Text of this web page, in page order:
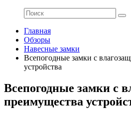
Главная
Обзоры
Навесные замки
Всепогодные замки с
устройства
Всепогодные замки с
преимущества